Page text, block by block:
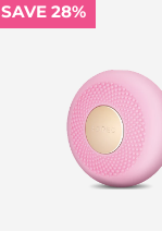
SAVE 28%